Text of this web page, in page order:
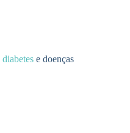
diabetes e doenças